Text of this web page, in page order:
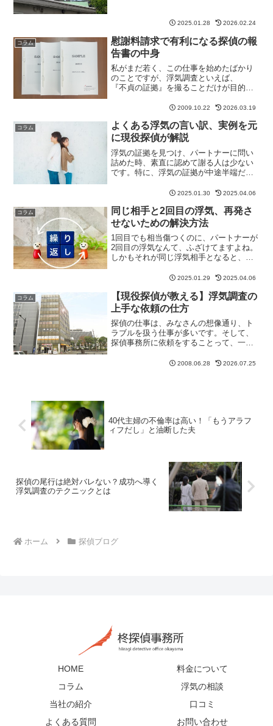
ホテルに不貞行為の証拠能力はあるので
2025.01.28 2026.02.24
コラム
慰謝料請求で有利になる探偵の報
告書の中身
私がまだ若く、この仕事を始めたばかり
のことですが、浮気調査といえば、
『不貞の証拠』を撮ることだけが目的だ
告書を見せながら、調査の結果を説明し
うよりも、「夫(妻)がどん...
2009.10.22 2026.03.19
コラム
よくある浮気の言い訳、実例を元
に現役探偵が解説
浮気の証拠を見つけ、パートナーに問い
詰めた時、素直に認めて謝る人は少ない
です。特に、浮気の証拠が中途半端だっ
します。私自身が依頼者様と関わる中
めました。ラブホテル・浮気...
2025.01.30 2025.04.06
コラム
同じ相手と2回目の浮気、再発さ
せないための解決方法
1回目でも相当傷つくのに、パートナーが
2回目の浮気なんて、ふざけてますよね。
しかもそれが同じ浮気相手となると、余
とか対処していかなくてはいけない、そ
での対処をどうした...
2025.01.29 2025.04.06
コラム
【現役探偵が教える】浮気調査の
上手な依頼の仕方
探偵の仕事は、みなさんの想像通り、ト
ラブルを扱う仕事が多いです。そして、
探偵事務所に依頼をすることって、一生
には常連の方もありますが…もし、探偵
2008.06.28 2026.07.25
40代主婦の不倫率は高い！「もうアラフ
ィフだし」と油断した夫
探偵の尾行は絶対バレない？成功へ導く
浮気調査のテクニックとは
ホーム 探偵ブログ
HOME
料金について
コラム
浮気の相談
当社の紹介
口コミ
よくある質問
お問い合わせ